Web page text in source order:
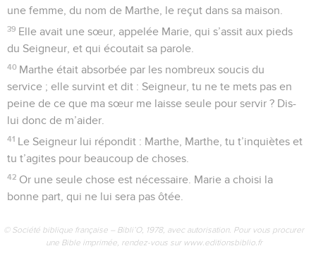
une femme, du nom de Marthe, le reçut dans sa maison.
39 Elle avait une sœur, appelée Marie, qui s’assit aux pieds
du Seigneur, et qui écoutait sa parole.
40 Marthe était absorbée par les nombreux soucis du
service ; elle survint et dit : Seigneur, tu ne te mets pas en
peine de ce que ma sœur me laisse seule pour servir ? Dis-
lui donc de m’aider.
41 Le Seigneur lui répondit : Marthe, Marthe, tu t’inquiètes et
tu t’agites pour beaucoup de choses.
42 Or une seule chose est nécessaire. Marie a choisi la
bonne part, qui ne lui sera pas ôtée.
© Société biblique française – Bibli’O, 1978, avec autorisation. Pour vous procurer
une Bible imprimée, rendez-vous sur www.editionsbiblio.fr